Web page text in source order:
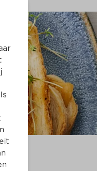
Wijnshop
Boodschappenlijstjes